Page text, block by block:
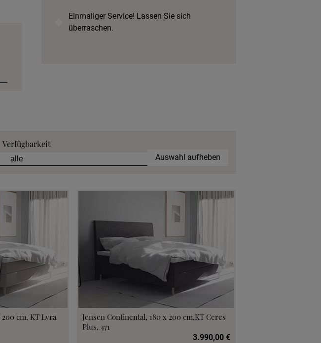
Einmaliger Service! Lassen Sie sich
überraschen.
Verfügbarkeit
Auswahl aufheben
cm, KT Lyra
Jensen Continental, 180 x 200 cm,KT Ceres
Plus, 471
3.990,00 €